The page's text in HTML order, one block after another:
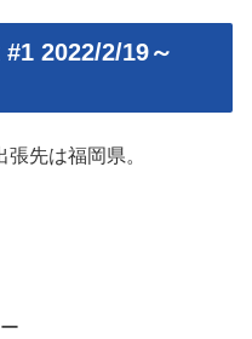
2022/2/19～
先は福岡県。